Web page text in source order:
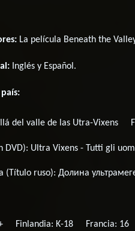
La película Beneath the
Inglés y Español .
del valle de las Utra-Vixens
DVD): Ultra Vixens - Tutti gli
(Título ruso): Долина
Finlandia: K-18 Francia: 16